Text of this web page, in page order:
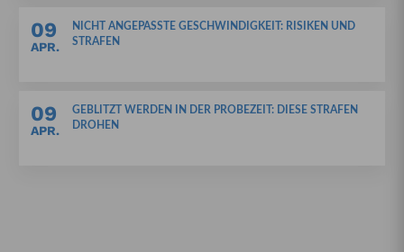
NICHT ANGEPASSTE GESCHWINDIGKEIT: RISIKEN UND
STRAFEN
09
APR.
GEBLITZT WERDEN IN DER PROBEZEIT: DIESE STRAFEN
DROHEN
09
APR.